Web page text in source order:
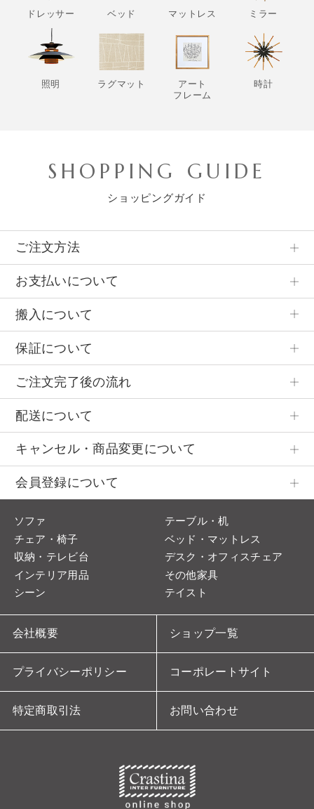
ドレッサー ベッド マットレス ミラー
照明 ラグマット
アート
フレーム
時計
SHOPPING GUIDE
ショッピングガイド
ご注文方法
お支払いについて
搬入について
保証について
ご注文完了後の流れ
配送について
キャンセル・商品変更について
会員登録について
会社概要 ショップ一覧
プライバシーポリシー コーポレートサイト
特定商取引法 お問い合わせ
ソファ
テーブル・机
チェア・椅子
ベッド・マットレス
収納・テレビ台
デスク・オフィスチェア
インテリア用品
その他家具
シーン
テイスト